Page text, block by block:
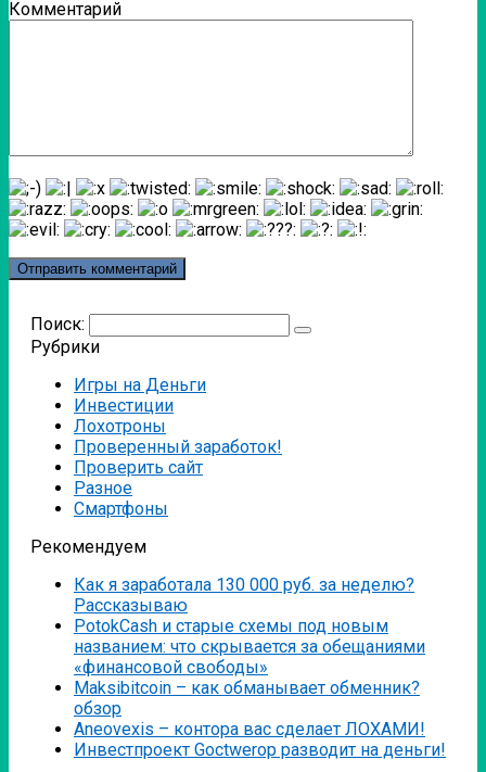
Комментарий
Поиск:
Рубрики
Игры на Деньги
Инвестиции
Лохотроны
Проверенный заработок!
Проверить сайт
Разное
Смартфоны
Рекомендуем
Как я заработала 130 000 руб. за неделю?
Рассказываю
PotokCash и старые схемы под новым
названием: что скрывается за обещаниями
«финансовой свободы»
Мaksibitcoin – как обманывает обменник?
обзор
Аneovexis – контора вас сделает ЛОХАМИ!
Инвестпроект Goctwerop разводит на деньги!